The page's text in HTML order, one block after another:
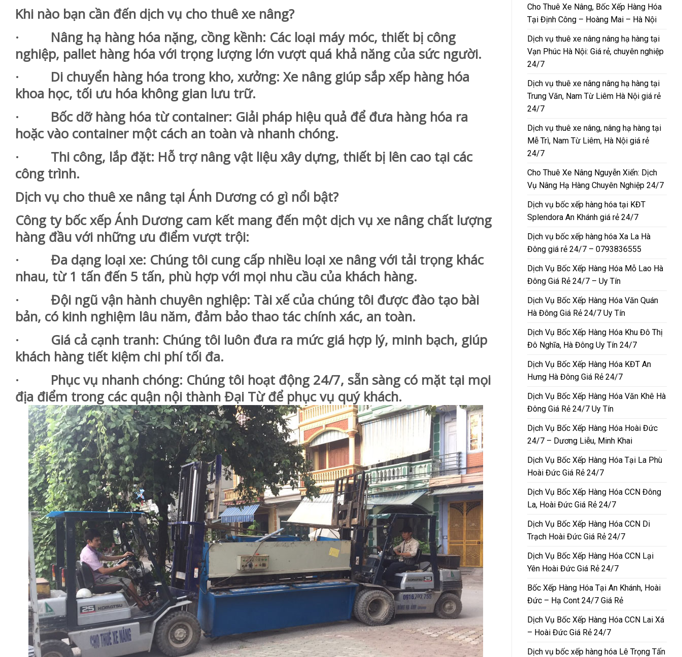
Khi nào bạn cần đến dịch vụ cho thuê xe nâng?
· Nâng hạ hàng hóa nặng, cồng kềnh: Các loại máy móc, thiết bị công
nghiệp, pallet hàng hóa với trọng lượng lớn vượt quá khả năng của sức người.
· Di chuyển hàng hóa trong kho, xưởng: Xe nâng giúp sắp xếp hàng hóa
khoa học, tối ưu hóa không gian lưu trữ.
· Bốc dỡ hàng hóa từ container: Giải pháp hiệu quả để đưa hàng hóa ra
hoặc vào container một cách an toàn và nhanh chóng.
· Thi công, lắp đặt: Hỗ trợ nâng vật liệu xây dựng, thiết bị lên cao tại các
công trình.
Dịch vụ cho thuê xe nâng tại Ánh Dương có gì nổi bật?
Công ty bốc xếp Ánh Dương cam kết mang đến một dịch vụ xe nâng chất lượng
hàng đầu với những ưu điểm vượt trội:
· Đa dạng loại xe: Chúng tôi cung cấp nhiều loại xe nâng với tải trọng khác
nhau, từ 1 tấn đến 5 tấn, phù hợp với mọi nhu cầu của khách hàng.
· Đội ngũ vận hành chuyên nghiệp: Tài xế của chúng tôi được đào tạo bài
bản, có kinh nghiệm lâu năm, đảm bảo thao tác chính xác, an toàn.
· Giá cả cạnh tranh: Chúng tôi luôn đưa ra mức giá hợp lý, minh bạch, giúp
khách hàng tiết kiệm chi phí tối đa.
· Phục vụ nhanh chóng: Chúng tôi hoạt động 24/7, sẵn sàng có mặt tại mọi
địa điểm trong các quận nội thành Đại Từ để phục vụ quý khách.
Cho Thuê Xe Nâng, Bốc Xếp Hàng Hóa
Tại Định Công – Hoàng Mai – Hà Nội
Dịch vụ thuê xe nâng nâng hạ hàng tại
Vạn Phúc Hà Nội: Giá rẻ, chuyên nghiệp
24/7
Dịch vụ thuê xe nâng nâng hạ hàng tại
Trung Văn, Nam Từ Liêm Hà Nội giá rẻ
24/7
Dịch vụ thuê xe nâng, nâng hạ hàng tại
Mễ Trì, Nam Từ Liêm, Hà Nội giá rẻ
24/7
Cho Thuê Xe Nâng Nguyễn Xiển: Dịch
Vụ Nâng Hạ Hàng Chuyên Nghiệp 24/7
Dịch vụ bốc xếp hàng hóa tại KĐT
Splendora An Khánh giá rẻ 24/7
Dịch vụ bốc xếp hàng hóa Xa La Hà
Đông giá rẻ 24/7 – 0793836555
Dịch Vụ Bốc Xếp Hàng Hóa Mỗ Lao Hà
Đông Giá Rẻ 24/7 – Uy Tín
Dịch Vụ Bốc Xếp Hàng Hóa Văn Quán
Hà Đông Giá Rẻ 24/7 Uy Tín
Dịch Vụ Bốc Xếp Hàng Hóa Khu Đô Thị
Đô Nghĩa, Hà Đông Uy Tín 24/7
Dịch Vụ Bốc Xếp Hàng Hóa KĐT An
Hưng Hà Đông Giá Rẻ 24/7
Dịch Vụ Bốc Xếp Hàng Hóa Văn Khê Hà
Đông Giá Rẻ 24/7 Uy Tín
Dịch Vụ Bốc Xếp Hàng Hóa Hoài Đức
24/7 – Dương Liễu, Minh Khai
Dịch Vụ Bốc Xếp Hàng Hóa Tại La Phù
Hoài Đức Giá Rẻ 24/7
Dịch Vụ Bốc Xếp Hàng Hóa CCN Đông
La, Hoài Đức Giá Rẻ 24/7
Dịch Vụ Bốc Xếp Hàng Hóa CCN Di
Trạch Hoài Đức Giá Rẻ 24/7
Dịch Vụ Bốc Xếp Hàng Hóa CCN Lại
Yên Hoài Đức Giá Rẻ 24/7
Bốc Xếp Hàng Hóa Tại An Khánh, Hoài
Đức – Hạ Cont 24/7 Giá Rẻ
Dịch Vụ Bốc Xếp Hàng Hóa CCN Lai Xá
– Hoài Đức Giá Rẻ 24/7
Dịch vụ bốc xếp hàng hóa Lê Trọng Tấn